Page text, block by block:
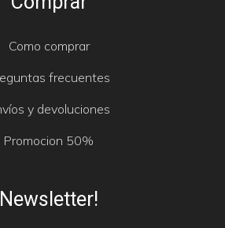
Como comprar
frecuentes
y devoluciones
Promocion 50%
Newsletter!